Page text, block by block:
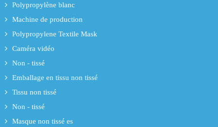
Polypropylène blanc
Machine de production
Polypropylene Textile Mask
Caméra vidéo
Non - tissé
Emballage en tissu non tissé
Tissu non tissé
Non - tissé
Masque non tissé es